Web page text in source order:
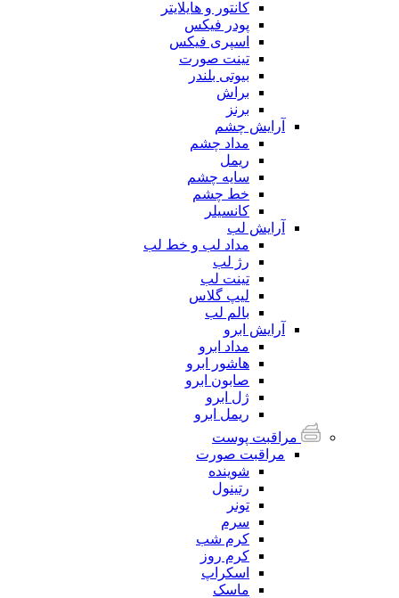
کانتور و هایلایتر
پودر فیکس
اسپری فیکس
تینت صورت
بیوتی بلندر
براش
برنز
آرایش چشم
مداد چشم
ریمل
سایه چشم
خط چشم
کانسیلر
آرایش لب
مداد لب و خط لب
رژ لب
تینت لب
لیپ گلاس
بالم لب
آرایش ابرو
مداد ابرو
هاشور ابرو
صابون ابرو
ژل ابرو
ریمل ابرو
مراقبت پوست
مراقبت صورت
شوینده
رتینول
تونر
سرم
کرم شب
کرم روز
اسکراپ
ماسک